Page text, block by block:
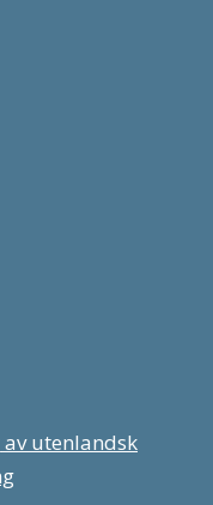
utenlandsk